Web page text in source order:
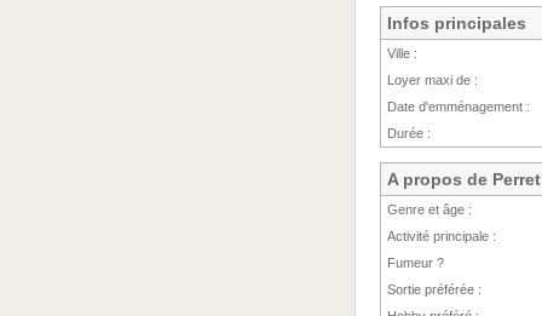
Infos principales
Ville :
Loyer maxi de :
Date d'emménagement :
Durée :
A propos de Perret
Genre et âge :
Activité principale :
Fumeur ?
Sortie préférée :